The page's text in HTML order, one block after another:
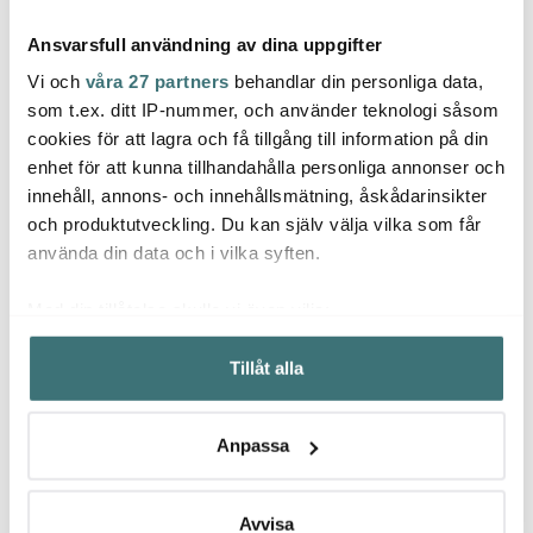
Ansvarsfull användning av dina uppgifter
Vi och våra 27 partners behandlar din personliga data,
som t.ex. ditt IP-nummer, och använder teknologi såsom
cookies för att lagra och få tillgång till information på din
enhet för att kunna tillhandahålla personliga annonser och
innehåll, annons- och innehållsmätning, åskådarinsikter
och produktutveckling. Du kan själv välja vilka som får
använda din data och i vilka syften.
Samla in information om din geografiska plats som
kan ha en noggrannhet på upp till flera meter
Identifiera din enhet genom att aktivt skanna den för
Ta reda på mer om hur dina personliga uppgifter
Du kan ändra eller dra tillbaka ditt samtycke när som
Tillåt alla
Anpassa
Avvisa
Hoptimisten
Roligan Sweden liten
blå/gul
179 kr 289 kr
Hoptimisten
Hoptimist Bumble S ek
269 kr
Låt dig inspireras av våra kunder